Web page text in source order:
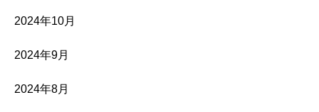
2024年10月
2024年9月
2024年8月